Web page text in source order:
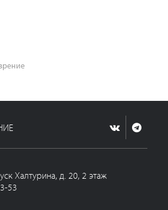
Халтурина, д. 20, 2 этаж
53